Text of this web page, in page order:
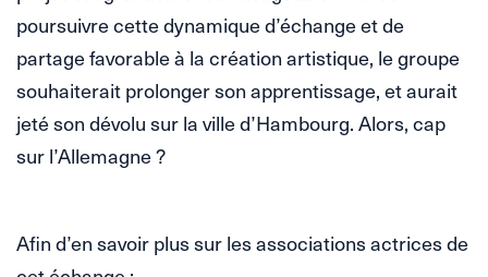
poursuivre cette dynamique d’échange et de
partage favorable à la création artistique, le groupe
souhaiterait prolonger son apprentissage, et aurait
jeté son dévolu sur la ville d’Hambourg. Alors, cap
sur l’Allemagne ?
Afin d’en savoir plus sur les associations actrices de